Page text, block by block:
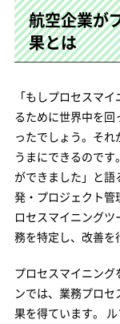
航空企業が
果とは
「もしプロセスマ
るために世界中を
ったでしょう。そ
うまにできるので
ができました」と
発・プロジェクト
ロセスマイニング
務を特定し、改善を
プロセスマイニン
ンでは、業務プロ
果を得ています。